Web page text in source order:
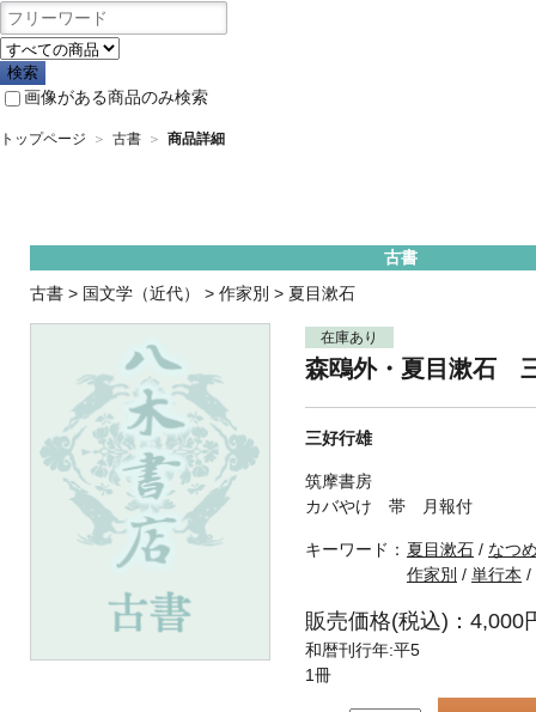
画像がある商品のみ検索
トップページ ＞ 古書 ＞ 商品詳細
古書
古書 > 国文学（近代） > 作家別 > 夏目漱石
在庫あり
森鴎外・夏目漱石
三好行雄
筑摩書房
カバやけ 帯 月報付
キーワード： 夏目漱石 / なつ
作家別 / 単行本 /
販売価格(税込)：4,000
和暦刊行年:平5
1冊